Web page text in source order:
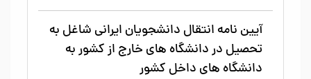
آیین نامه انتقال دانشجویان ایرانی شاغل به
تحصیل در دانشگاه های خارج از کشور به
دانشگاه های داخل کشور